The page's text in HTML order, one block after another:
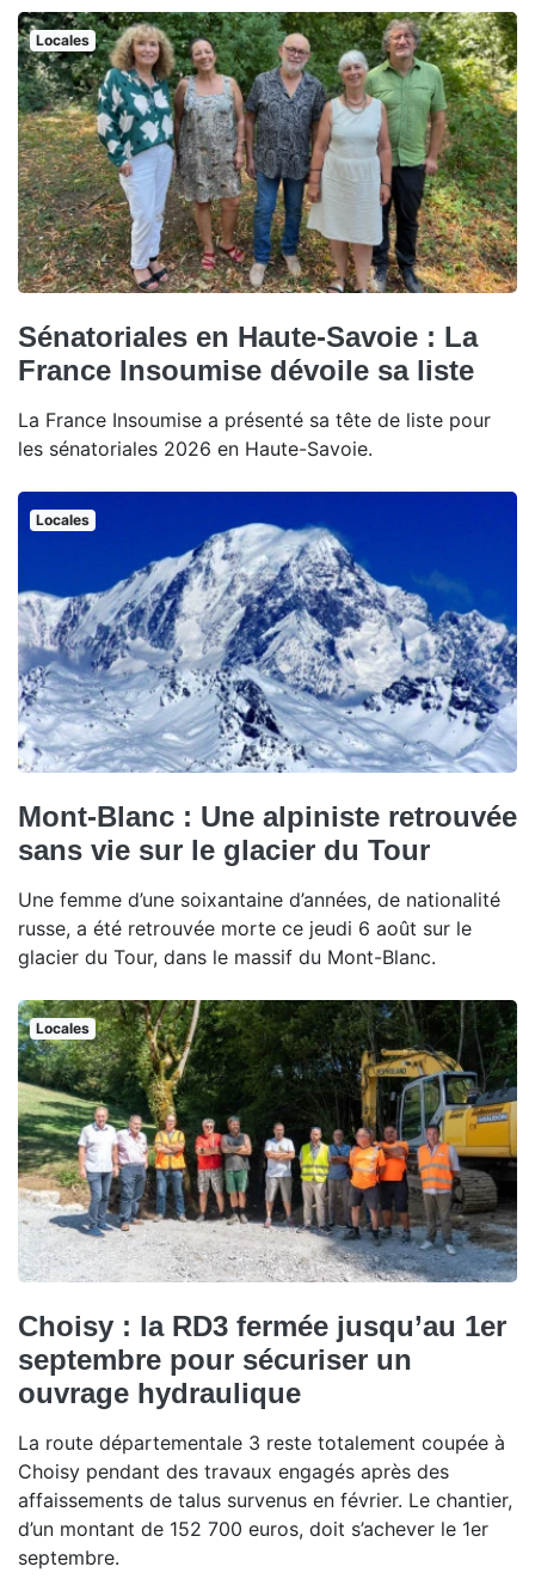
Locales
Sénatoriales en Haute-Savoie : La
France Insoumise dévoile sa liste
La France Insoumise a présenté sa tête de liste pour
les sénatoriales 2026 en Haute-Savoie.
Locales
Mont-Blanc : Une alpiniste retrouvée
sans vie sur le glacier du Tour
Une femme d’une soixantaine d’années, de nationalité
russe, a été retrouvée morte ce jeudi 6 août sur le
glacier du Tour, dans le massif du Mont-Blanc.
Locales
Choisy : la RD3 fermée jusqu’au 1er
septembre pour sécuriser un
ouvrage hydraulique
La route départementale 3 reste totalement coupée à
Choisy pendant des travaux engagés après des
affaissements de talus survenus en février. Le chantier,
d’un montant de 152 700 euros, doit s’achever le 1er
septembre.